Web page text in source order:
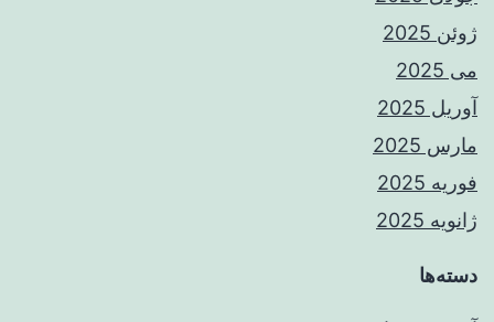
ژوئن 2025
می 2025
آوریل 2025
مارس 2025
فوریه 2025
ژانویه 2025
دسته‌ها